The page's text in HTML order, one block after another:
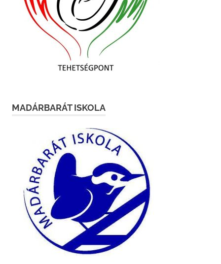
MADÁRBARÁT ISKOLA